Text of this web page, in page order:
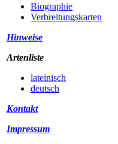
Biographie
Verbreitungskarten
Hinweise
Artenliste
lateinisch
deutsch
Kontakt
Impressum